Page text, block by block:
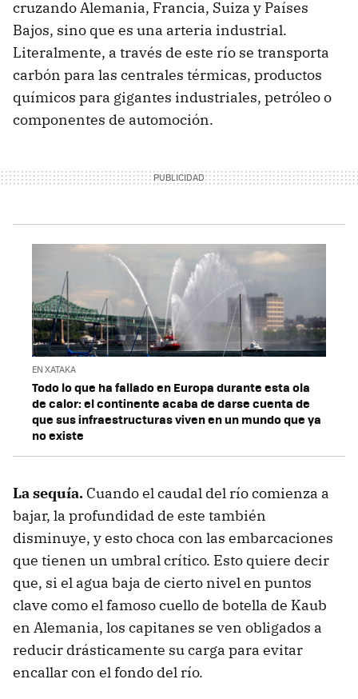
cruzando Alemania, Francia, Suiza y Países
Bajos, sino que es una arteria industrial.
Literalmente, a través de este río se transporta
carbón para las centrales térmicas, productos
químicos para gigantes industriales, petróleo o
componentes de automoción.
EN XATAKA
Todo lo que ha fallado en Europa durante esta ola
de calor: el continente acaba de darse cuenta de
que sus infraestructuras viven en un mundo que ya
no existe
La sequía. Cuando el caudal del río comienza a
bajar, la profundidad de este también
disminuye, y esto choca con las embarcaciones
que tienen un umbral crítico. Esto quiere decir
que, si el agua baja de cierto nivel en puntos
clave como el famoso cuello de botella de Kaub
en Alemania, los capitanes se ven obligados a
reducir drásticamente su carga para evitar
encallar con el fondo del río.